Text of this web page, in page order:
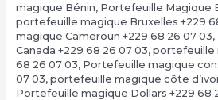
magique Bénin, Portefeuille Magique
portefeuille magique Bruxelles +229
magique Cameroun +229 68 26 07 03,
Canada +229 68 26 07 03, portefeuille
68 26 07 03, Portefeuille magique
07 03, portefeuille magique côte
Portefeuille magique Dollars +229 68